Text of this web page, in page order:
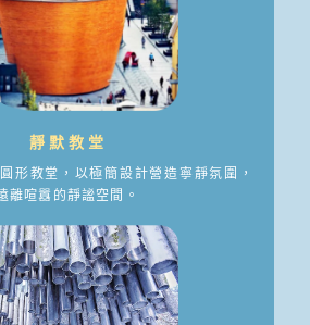
靜默教堂
形教堂，以極簡設計營造寧靜氛圍，
離喧囂的靜謐空間。